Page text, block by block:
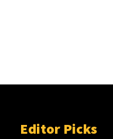
Editor Picks